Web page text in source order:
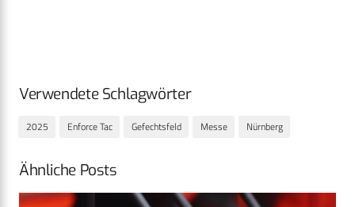
Verwendete Schlagwörter
2025 Enforce Tac Gefechtsfeld Messe Nürnberg
Ähnliche Posts